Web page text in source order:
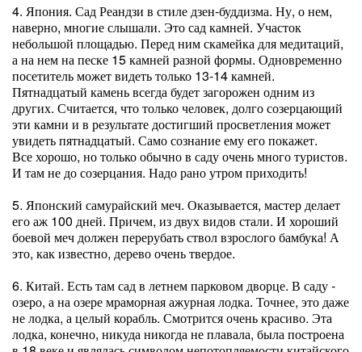
4. Япония. Сад Реандзи в стиле дзен-буддизма. Ну, о нем,
наверно, многие слышали. Это сад камней. Участок
небольшой площадью. Перед ним скамейка для медитаций,
а на нем на песке 15 камней разной формы. Одновременно
посетитель может видеть только 13-14 камней.
Пятнадцатый камень всегда будет загорожен одним из
других. Считается, что только человек, долго созерцающий
эти камни и в результате достигший просветления может
увидеть пятнадцатый. Само сознание ему его покажет.
Все хорошо, но только обычно в саду очень много туристов.
И там не до созерцания. Надо рано утром приходить!
5. Японский самурайский меч. Оказывается, мастер делает
его аж 100 дней. Причем, из двух видов стали. И хороший
боевой меч должен перерубать ствол взрослого бамбука! А
это, как известно, дерево очень твердое.
6. Китай. Есть там сад в летнем парковом дворце. В саду -
озеро, а на озере мраморная ажурная лодка. Точнее, это даже
не лодка, а целый корабль. Смотрится очень красиво. Эта
лодка, конечно, никуда никогда не плавала, была построена